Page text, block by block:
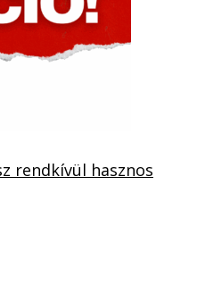
rendkívül hasznos